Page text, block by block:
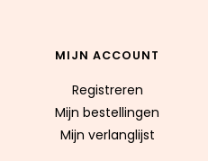
MIJN ACCOUNT
Registreren
Mijn bestellingen
Mijn verlanglijst